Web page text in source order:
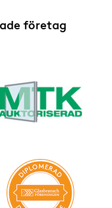
företag